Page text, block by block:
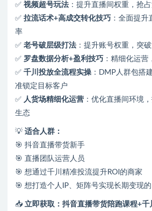
✅ 视频超号玩法：提升直播间权重，抢
✅ 拉流话术+高成交转化技巧 ：全面提
率
✅ 老号破层级打法：提升账号权重，突
✅ 罗盘数据分析+盈利技巧 ：精细化运营
✅ 千川投放全流程实操 ：DMP人群包搭
准锁定目标客户
✅ 人货场精细化运营 ：优化直播间环境
生态
💡 适合人群：
🎯 抖音直播带货新手
🎯 直播团队运营人员
🎯 想通过千川精准投流提升ROI的商家
🎯 想打造个人IP、矩阵号实现长期变现
📥 立即获取：抖音直播带货陪跑课程+千